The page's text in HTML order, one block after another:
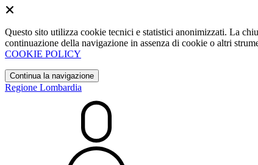
Questo sito utilizza cookie tecnici e statistici anonimizzati. La
continuazione della navigazione in assenza di cookie o altri
COOKIE POLICY
Continua la navigazione
Regione Lombardia